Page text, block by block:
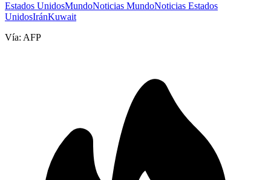
Estados UnidosMundoNoticias MundoNoticias Estados
UnidosIránKuwait
Vía: AFP